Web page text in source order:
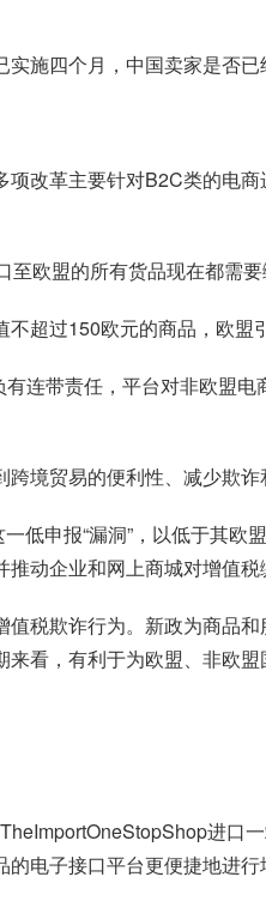
施四个月，中国卖家是否
改革主要针对B2C类的电
欧盟的所有货品现在都需
超过150欧元的商品，欧盟
连带责任，平台对非欧盟
境贸易的便利性、减少欺
低申报“漏洞”，以低于其
动企业和网上商城对增值税
税欺诈行为。新政为商品
看，有利于为欧盟、非欧
进
电子接口平台更便捷地进